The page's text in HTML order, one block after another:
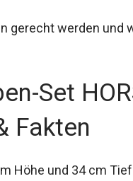
gerecht werden und
Set
Fakten
Höhe und 34 cm